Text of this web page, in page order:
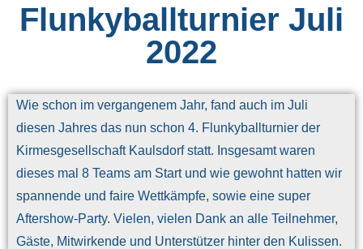
Flunkyballturnier Juli
2022
Wie schon im vergangenem Jahr, fand auch im Juli
diesen Jahres das nun schon 4. Flunkyballturnier der
Kirmesgesellschaft Kaulsdorf statt. Insgesamt waren
dieses mal 8 Teams am Start und wie gewohnt hatten wir
spannende und faire Wettkämpfe, sowie eine super
Aftershow-Party. Vielen, vielen Dank an alle Teilnehmer,
Gäste, Mitwirkende und Unterstützer hinter den Kulissen.